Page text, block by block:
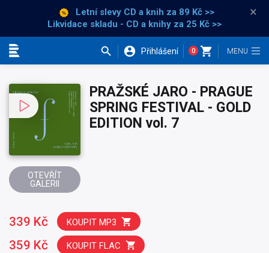
Letní slevy CD a knih za 89 Kč >>
Likvidace skladu - CD a knihy za 25 Kč >>
×
Přihlášení 0
OTEVŘÍT
GALERII
PRAŽSKÉ JARO - PRAGUE
SPRING FESTIVAL - GOLD
EDITION vol. 7
339 Kč KOUPIT MP3
359 Kč KOUPIT FLAC